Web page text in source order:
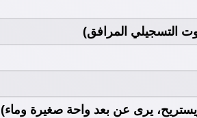
التسجيلي المرافق)
يرى عن بعد واحة صغيرة وماء)